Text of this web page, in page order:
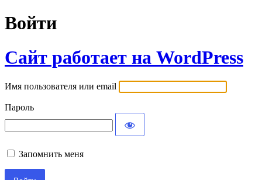
Войти
Сайт работает на WordPress
Имя пользователя или email
Пароль
Запомнить меня